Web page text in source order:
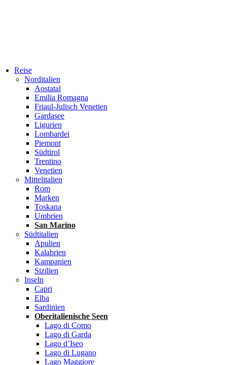
Reise
Norditalien
Aostatal
Emilia Romagna
Friaul-Julisch Venetien
Gardasee
Ligurien
Lombardei
Piemont
Südtirol
Trentino
Venetien
Mittelitalien
Rom
Marken
Toskana
Umbrien
San Marino
Südtitalien
Apulien
Kalabrien
Kampanien
Sizilien
Inseln
Capri
Elba
Sardinien
Oberitalienische Seen
Lago di Como
Lago di Garda
Lago d’Iseo
Lago di Lugano
Lago Maggiore